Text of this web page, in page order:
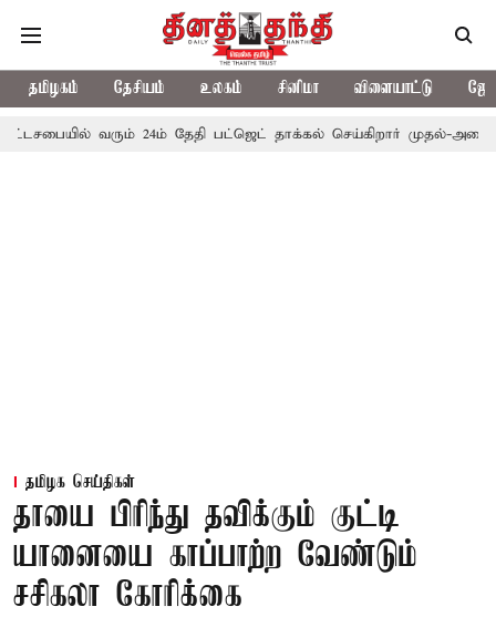
தமிழகம் தேசியம் உலகம் சினிமா விளையாட்டு
வரும் 24ம் தேதி பட்ஜெட் தாக்கல் செய்கிறார் முதல்-அமைச்சர் ரங்கசாமி
தமிழக செய்திகள்
தாயை பிரிந்து தவிக்கும் குட்டி
யானையை காப்பாற்ற வேண்டும் –
சசிகலா கோரிக்கை